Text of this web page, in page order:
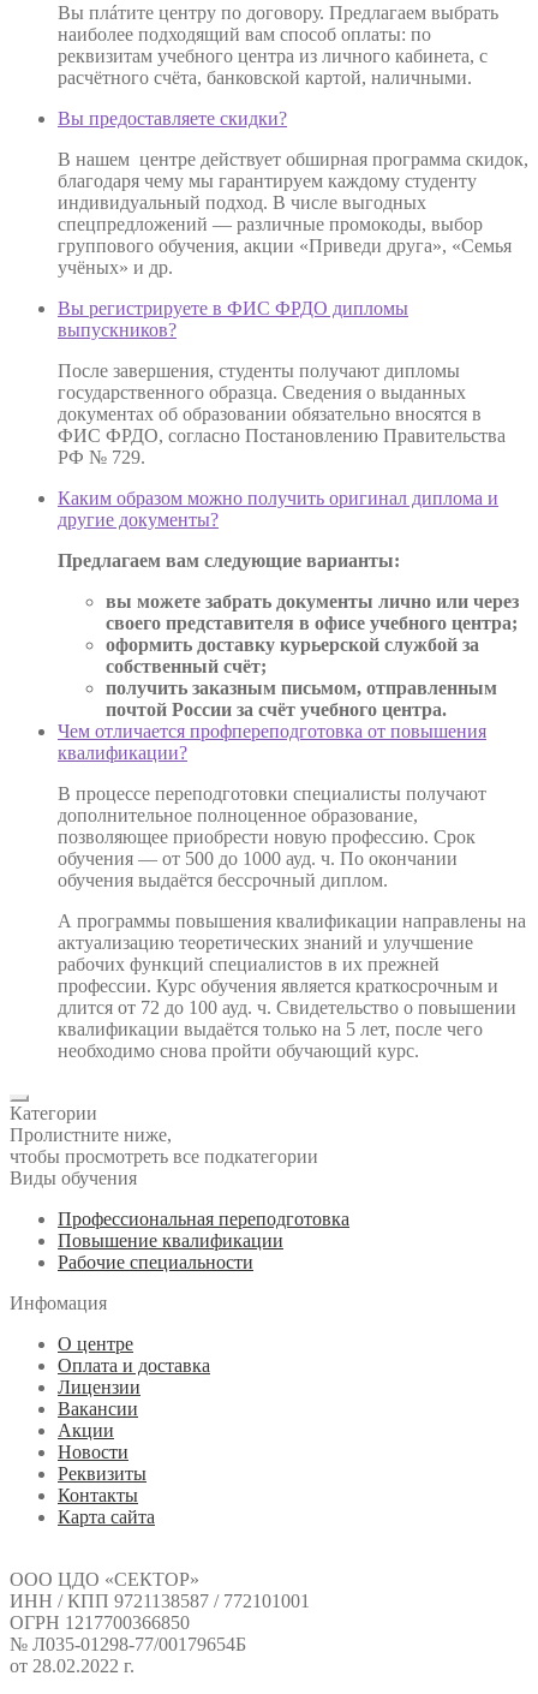
Вы плáтите центру по договору. Предлагаем выбрать
наиболее подходящий вам способ оплаты: по
реквизитам учебного центра из личного кабинета, с
расчётного счёта, банковской картой, наличными.
Вы предоставляете скидки?
В нашем центре действует обширная программа скидок,
благодаря чему мы гарантируем каждому студенту
индивидуальный подход. В числе выгодных
спецпредложений — различные промокоды, выбор
группового обучения, акции «Приведи друга», «Семья
учёных» и др.
Вы регистрируете в ФИС ФРДО дипломы
выпускников?
После завершения, студенты получают дипломы
государственного образца. Сведения о выданных
документах об образовании обязательно вносятся в
ФИС ФРДО, согласно Постановлению Правительства
РФ № 729.
Каким образом можно получить оригинал диплома и
другие документы?
Предлагаем вам следующие варианты:
вы можете забрать документы лично или через
своего представителя в офисе учебного центра;
оформить доставку курьерской службой за
собственный счёт;
получить заказным письмом, отправленным
почтой России за счёт учебного центра.
Чем отличается профпереподготовка от повышения
квалификации?
В процессе переподготовки специалисты получают
дополнительное полноценное образование,
позволяющее приобрести новую профессию. Срок
обучения — от 500 до 1000 ауд. ч. По окончании
обучения выдаётся бессрочный диплом.
А программы повышения квалификации направлены на
актуализацию теоретических знаний и улучшение
рабочих функций специалистов в их прежней
профессии. Курс обучения является краткосрочным и
длится от 72 до 100 ауд. ч. Свидетельство о повышении
квалификации выдаётся только на 5 лет, после чего
необходимо снова пройти обучающий курс.
Категории
Пролистните ниже,
чтобы просмотреть все подкатегории
Виды обучения
Профессиональная переподготовка
Повышение квалификации
Рабочие специальности
Инфомация
О центре
Оплата и доставка
Лицензии
Вакансии
Акции
Новости
Реквизиты
Контакты
Карта сайта
ООО ЦДО «СЕКТОР»
ИНН / КПП 9721138587 / 772101001
ОГРН 1217700366850
№ Л035-01298-77/00179654Б
от 28.02.2022 г.